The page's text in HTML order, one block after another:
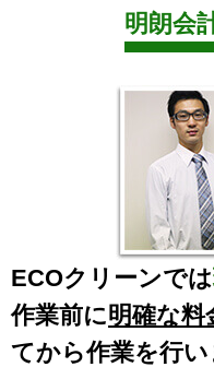
明朗会
ECOクリーンでは
作業前に明確な料
てから作業を行い